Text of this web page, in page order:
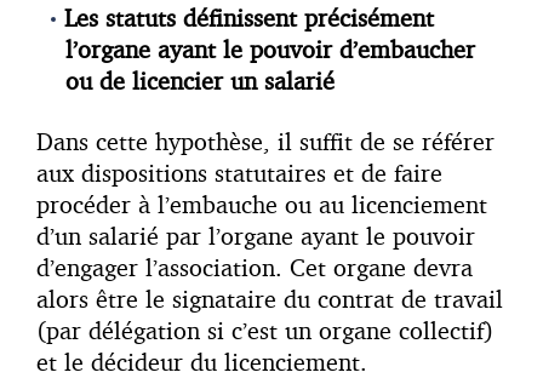
Les statuts définissent précisément
l’organe ayant le pouvoir d’embaucher
ou de licencier un salarié
Dans cette hypothèse, il suffit de se référer
aux dispositions statutaires et de faire
procéder à l’embauche ou au licenciement
d’un salarié par l’organe ayant le pouvoir
d’engager l’association. Cet organe devra
alors être le signataire du contrat de travail
(par délégation si c’est un organe collectif)
et le décideur du licenciement.